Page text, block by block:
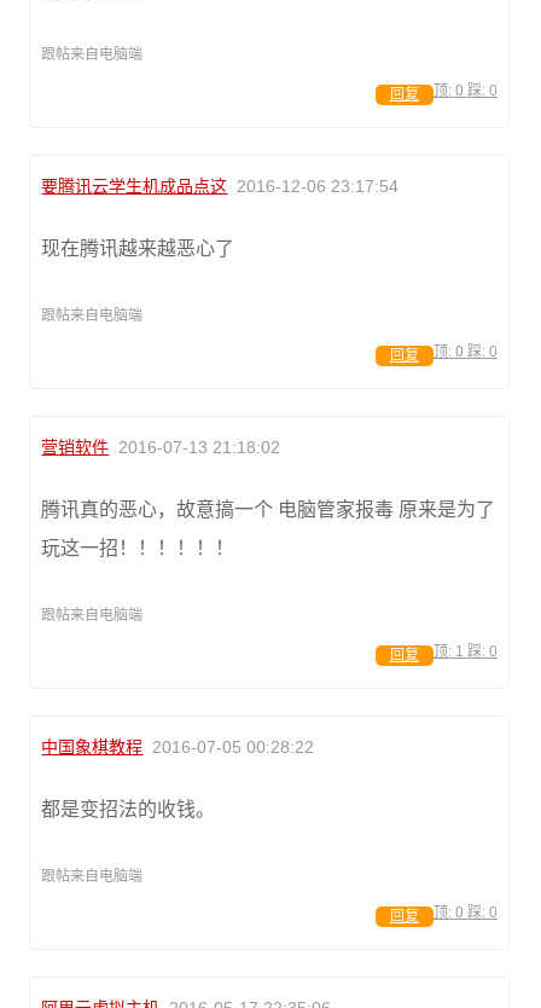
跟帖来自电脑端
顶: 0 踩: 0
回复
要腾讯云学生机成品点这 2016-12-06 23:17:54
现在腾讯越来越恶心了
跟帖来自电脑端
顶: 0 踩: 0
回复
营销软件 2016-07-13 21:18:02
腾讯真的恶心，故意搞一个 电脑管家报毒 原来是为了
玩这一招！！！！！！
跟帖来自电脑端
顶: 1 踩: 0
回复
中国象棋教程 2016-07-05 00:28:22
都是变招法的收钱。
跟帖来自电脑端
顶: 0 踩: 0
回复